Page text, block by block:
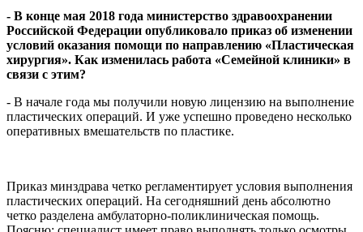
- В конце мая 2018 года министерство здравоохранении
Российской Федерации опубликовало приказ об изменении
условий оказания помощи по направлению «Пластическая
хирургия». Как изменилась работа «Семейной клиники» в
связи с этим?
- В начале года мы получили новую лицензию на выполнение
пластических операций. И уже успешно проведено несколько
оперативных вмешательств по пластике.
Приказ минздрава четко регламентирует условия выполнения
пластических операций. На сегодняшний день абсолютно
четко разделена амбулаторно-поликлиническая помощь.